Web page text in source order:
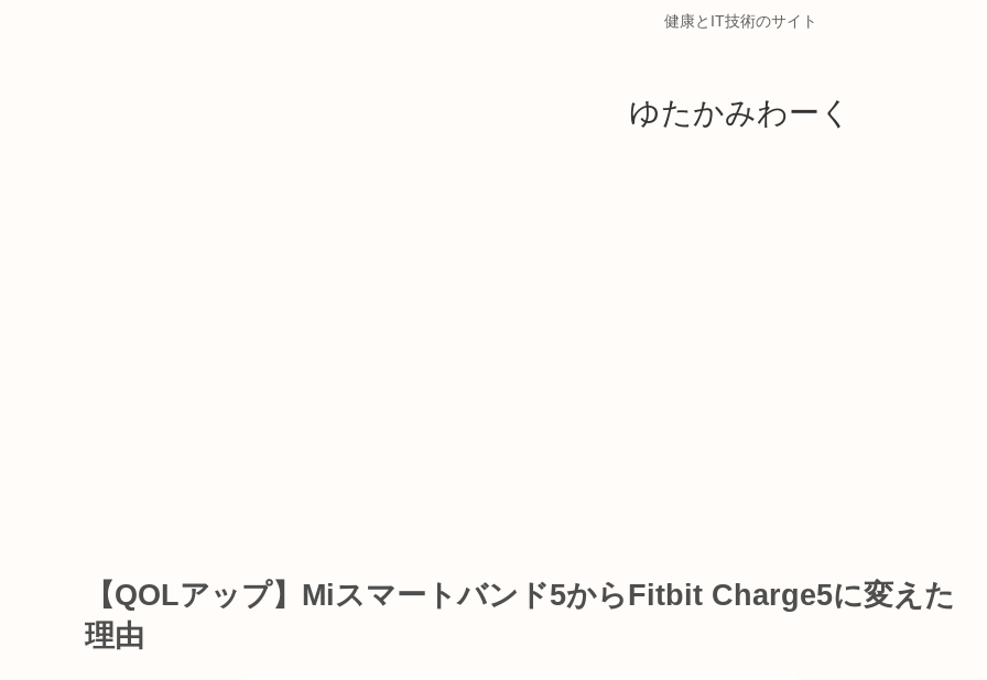
健康とIT技術のサイト
ゆたかみわーく
【QOLアップ】Miスマートバンド5からFitbit Charge5に変えた
理由